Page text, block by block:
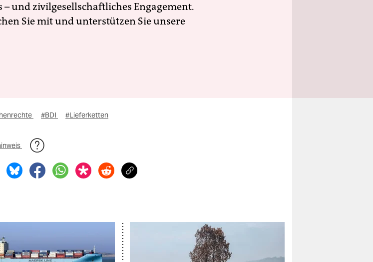
und zivilgesellschaftliches Engagement.
Sie mit und unterstützen Sie unsere
#BDI #Lieferketten